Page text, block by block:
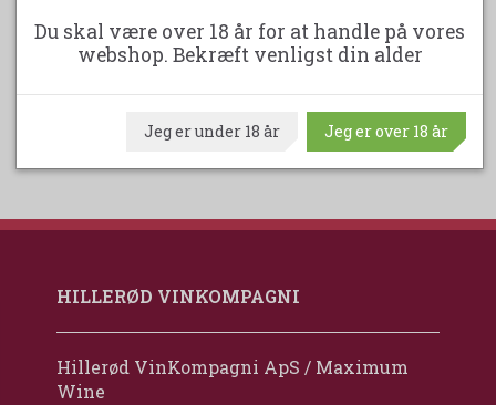
uimodståeligt tør.
Udskriv produktark
HILLERØD VINKOMPAGNI
Hillerød VinKompagni ApS / Maximum
Wine
Du skal være over 18 år for at handle på vores
webshop. Bekræft venligst din alder
Jeg er under 18 år Jeg er over 18 år